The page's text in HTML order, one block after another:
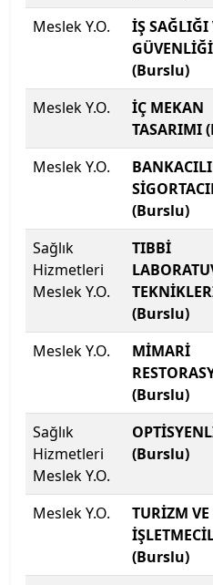
Sağlık Bilimleri
Sağlık Bilimleri
Sağlık Bilimleri
Sakarya Uygulamalı
Sakarya Üniversitesi
Samsun Üniversitesi
Sanko Üniversitesi
Selçuk Üniversitesi
Siirt Üniversitesi
Sinop Üniversitesi
Sivas Bilim ve Teknoloji
Sivas Cumhuriyet
Süleyman Demirel
Meslek Y.O.
İŞ SAĞLIĞI
GÜVENLİĞİ
(Burslu)
Meslek Y.O.
İÇ MEKAN
TASARIMI
Meslek Y.O.
(Burslu)
Sağlık
Hizmetleri
Meslek Y.O.
TIBBİ
(Burslu)
Meslek Y.O.
MİMARİ
(Burslu)
Sağlık
Hizmetleri
Meslek Y.O.
(Burslu)
Meslek Y.O.
TURİZM VE
(Burslu)